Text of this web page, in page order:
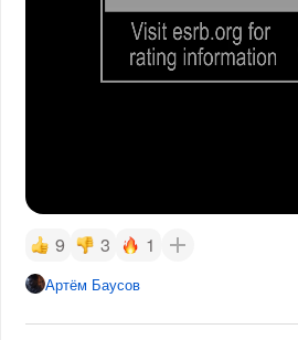
9 3 1
Артём Баусов